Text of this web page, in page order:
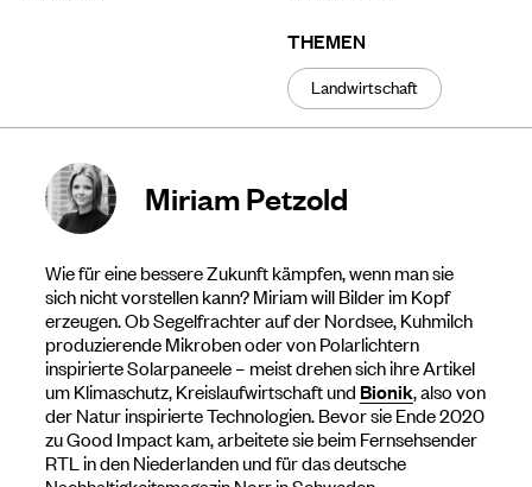
THEMEN
Landwirtschaft
Miriam Petzold
Wie für eine bessere Zukunft kämpfen, wenn man sie
sich nicht vorstellen kann? Miriam will Bilder im Kopf
erzeugen. Ob Segelfrachter auf der Nordsee, Kuhmilch
produzierende Mikroben oder von Polarlichtern
inspirierte Solarpaneele – meist drehen sich ihre Artikel
um Klimaschutz, Kreislaufwirtschaft und Bionik, also von
der Natur inspirierte Technologien. Bevor sie Ende 2020
zu Good Impact kam, arbeitete sie beim Fernsehsender
RTL in den Niederlanden und für das deutsche